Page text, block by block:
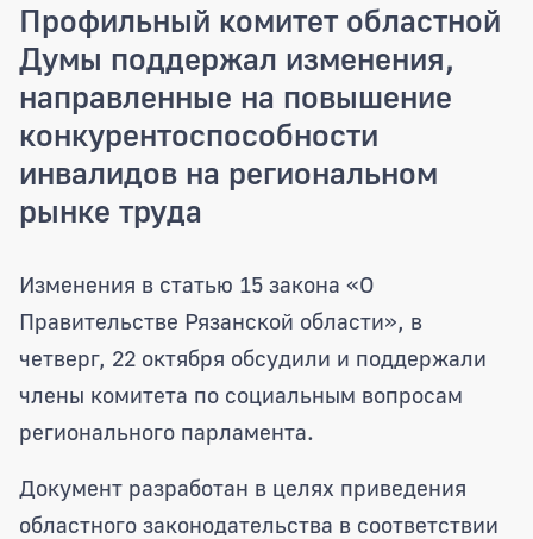
Профильный комитет областной
Думы поддержал изменения,
направленные на повышение
конкурентоспособности
инвалидов на региональном
рынке труда
Профильный комитет областной
Изменения в статью 15 закона «О
Правительстве Рязанской области», в
четверг, 22 октября обсудили и поддержали
члены комитета по социальным вопросам
регионального парламента.
Документ разработан в целях приведения
областного законодательства в соответствии